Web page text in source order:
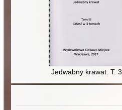
Jedwabny krawat. T. 3